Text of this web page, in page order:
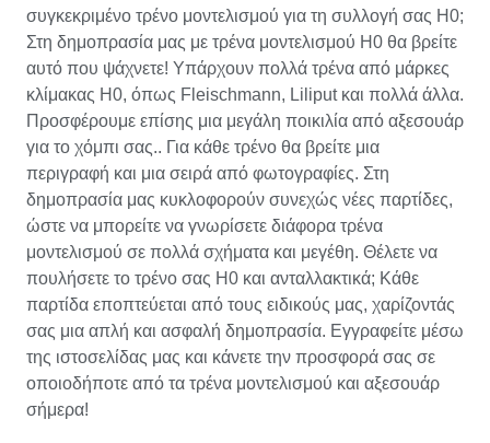
συγκεκριμένο τρένο μοντελισμού για τη συλλογή σας H0;
Στη δημοπρασία μας με τρένα μοντελισμού H0 θα βρείτε
αυτό που ψάχνετε! Υπάρχουν πολλά τρένα από μάρκες
κλίμακας H0, όπως Fleischmann, Liliput και πολλά άλλα.
Προσφέρουμε επίσης μια μεγάλη ποικιλία από αξεσουάρ
για το χόμπι σας.. Για κάθε τρένο θα βρείτε μια
περιγραφή και μια σειρά από φωτογραφίες. Στη
δημοπρασία μας κυκλοφορούν συνεχώς νέες παρτίδες,
ώστε να μπορείτε να γνωρίσετε διάφορα τρένα
μοντελισμού σε πολλά σχήματα και μεγέθη. Θέλετε να
πουλήσετε το τρένο σας H0 και ανταλλακτικά; Κάθε
παρτίδα εποπτεύεται από τους ειδικούς μας, χαρίζοντάς
σας μια απλή και ασφαλή δημοπρασία. Εγγραφείτε μέσω
της ιστοσελίδας μας και κάνετε την προσφορά σας σε
οποιοδήποτε από τα τρένα μοντελισμού και αξεσουάρ
σήμερα!